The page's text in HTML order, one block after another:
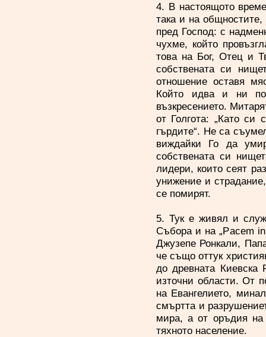
4. В настоящото
така и на общностите,
пред Господ: с
чухме, който
това на Бог, Отец и
собствената си
отношение оставя
Който идва и ни
възкресението.
от Голгота: „Като си
гърдите“. Не са
виждайки Го да
собствената си
лидери, които сеят
унижение и
се помирят.
5. Тук е живял и
Събора и на „Pacem in
Джузепе Ронкали,
че също оттук
до древната
източни области. От
на Евангелието,
смъртта и
мира, а от оръдия на
тяхното население.